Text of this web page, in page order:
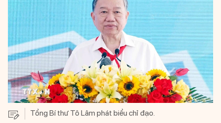
Tổng Bí thư Tô Lâm phát biểu chỉ đạo.